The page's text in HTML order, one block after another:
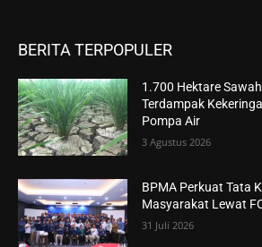
BERITA TERPOPULER
1.700 Hektare
Terdampak
Pompa Air
3 Agustus 2026
BPMA Perkuat Tata
Masyarakat Lewat
31 Juli 2026